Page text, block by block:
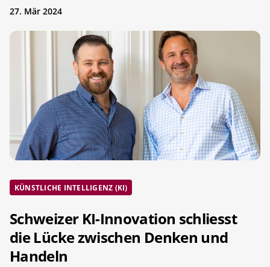
27. Mär 2024
KÜNSTLICHE INTELLIGENZ (KI)
Schweizer KI-Innovation schliesst
die Lücke zwischen Denken und
Handeln